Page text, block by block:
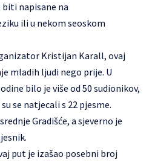
napisane na
ili u nekom seoskom
Kristijan Karall, ovaj
mladih ljudi nego prije. U
bilo je više od 50 sudionikov,
se natjecali s 22 pjesme.
Gradišće, a sjeverno je
put je izašao posebni broj